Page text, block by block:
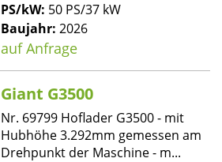
PS/kW: 50 PS/37 kW
Baujahr: 2026
auf Anfrage
Giant G3500
Nr. 69799 Hoflader G3500 - mit
Hubhöhe 3.292mm gemessen am
Drehpunkt der Maschine - m...